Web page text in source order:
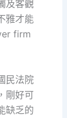
及客觀
雅才能
firm
民法院
剛好可
缺乏的